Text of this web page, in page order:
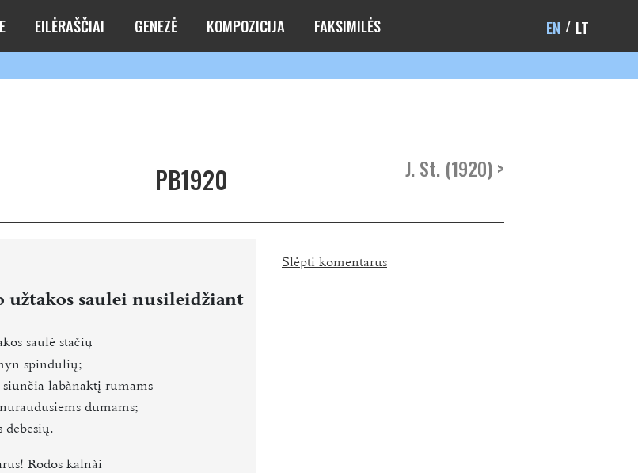
EILĖRAŠČIAI GENEZĖ KOMPOZICIJA FAKSIMILĖS EN LT
PB1920 J. St. (1920) >
užtakos saulei nusileidžiant
saulė stačių
spindulių;
siunčia labànaktį rumams
dumams;
debesių.
Rodos kalnài
Slėpti komentarus